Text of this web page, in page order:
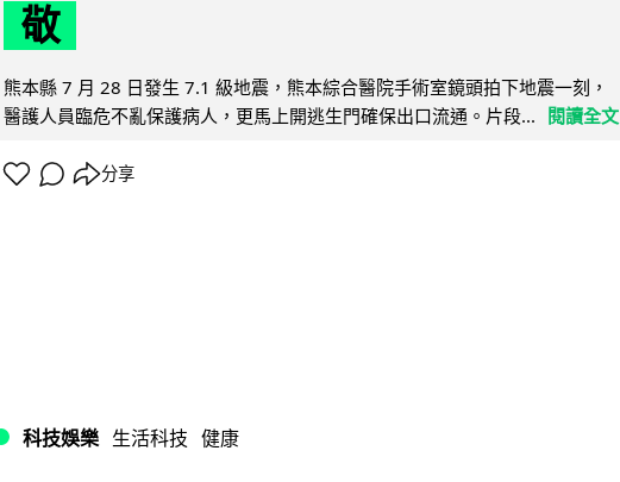
敬
熊本縣 7 月 28 日發生 7.1 級地震，熊本綜合醫院手術室鏡頭拍下地震一刻，
醫護人員臨危不亂保護病人，更馬上開逃生門確保出口流通。片段...
閱讀全文
分享
科技娛樂 生活科技 健康